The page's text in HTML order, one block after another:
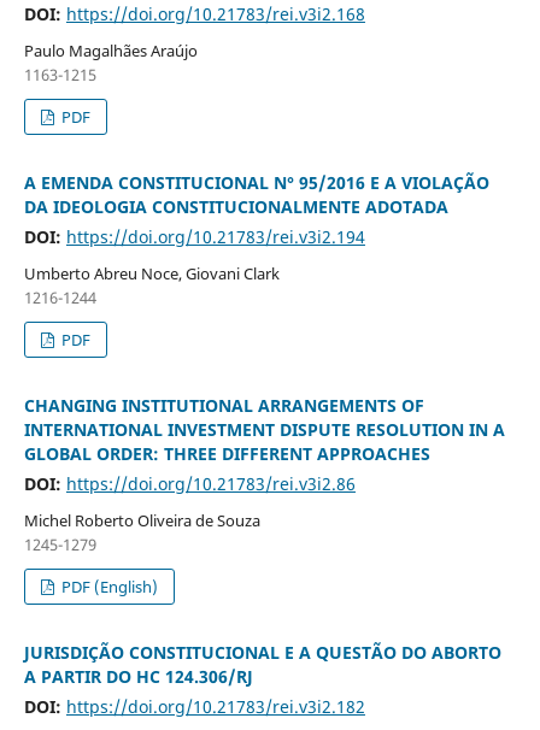
DOI: https://doi.org/10.21783/rei.v3i2.168
Paulo Magalhães Araújo
1163-1215
PDF
A EMENDA CONSTITUCIONAL N° 95/2016 E A VIOLAÇÃO
DA IDEOLOGIA CONSTITUCIONALMENTE ADOTADA
DOI: https://doi.org/10.21783/rei.v3i2.194
Umberto Abreu Noce, Giovani Clark
1216-1244
PDF
CHANGING INSTITUTIONAL ARRANGEMENTS OF
INTERNATIONAL INVESTMENT DISPUTE RESOLUTION IN A
GLOBAL ORDER: THREE DIFFERENT APPROACHES
DOI: https://doi.org/10.21783/rei.v3i2.86
Michel Roberto Oliveira de Souza
1245-1279
PDF (English)
JURISDIÇÃO CONSTITUCIONAL E A QUESTÃO DO ABORTO
A PARTIR DO HC 124.306/RJ
DOI: https://doi.org/10.21783/rei.v3i2.182